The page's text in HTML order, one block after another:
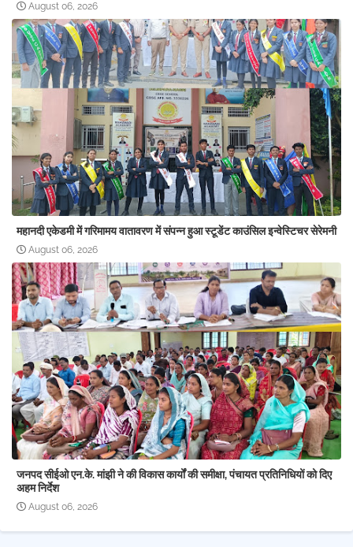
August 06, 2026
महानदी एकेडमी में गरिमामय वातावरण में संपन्न हुआ स्टूडेंट काउंसिल इन्वेस्टिचर सेरेमनी
August 06, 2026
जनपद सीईओ एन.के. मांझी ने की विकास कार्यों की समीक्षा, पंचायत प्रतिनिधियों को दिए
अहम निर्देश
August 06, 2026